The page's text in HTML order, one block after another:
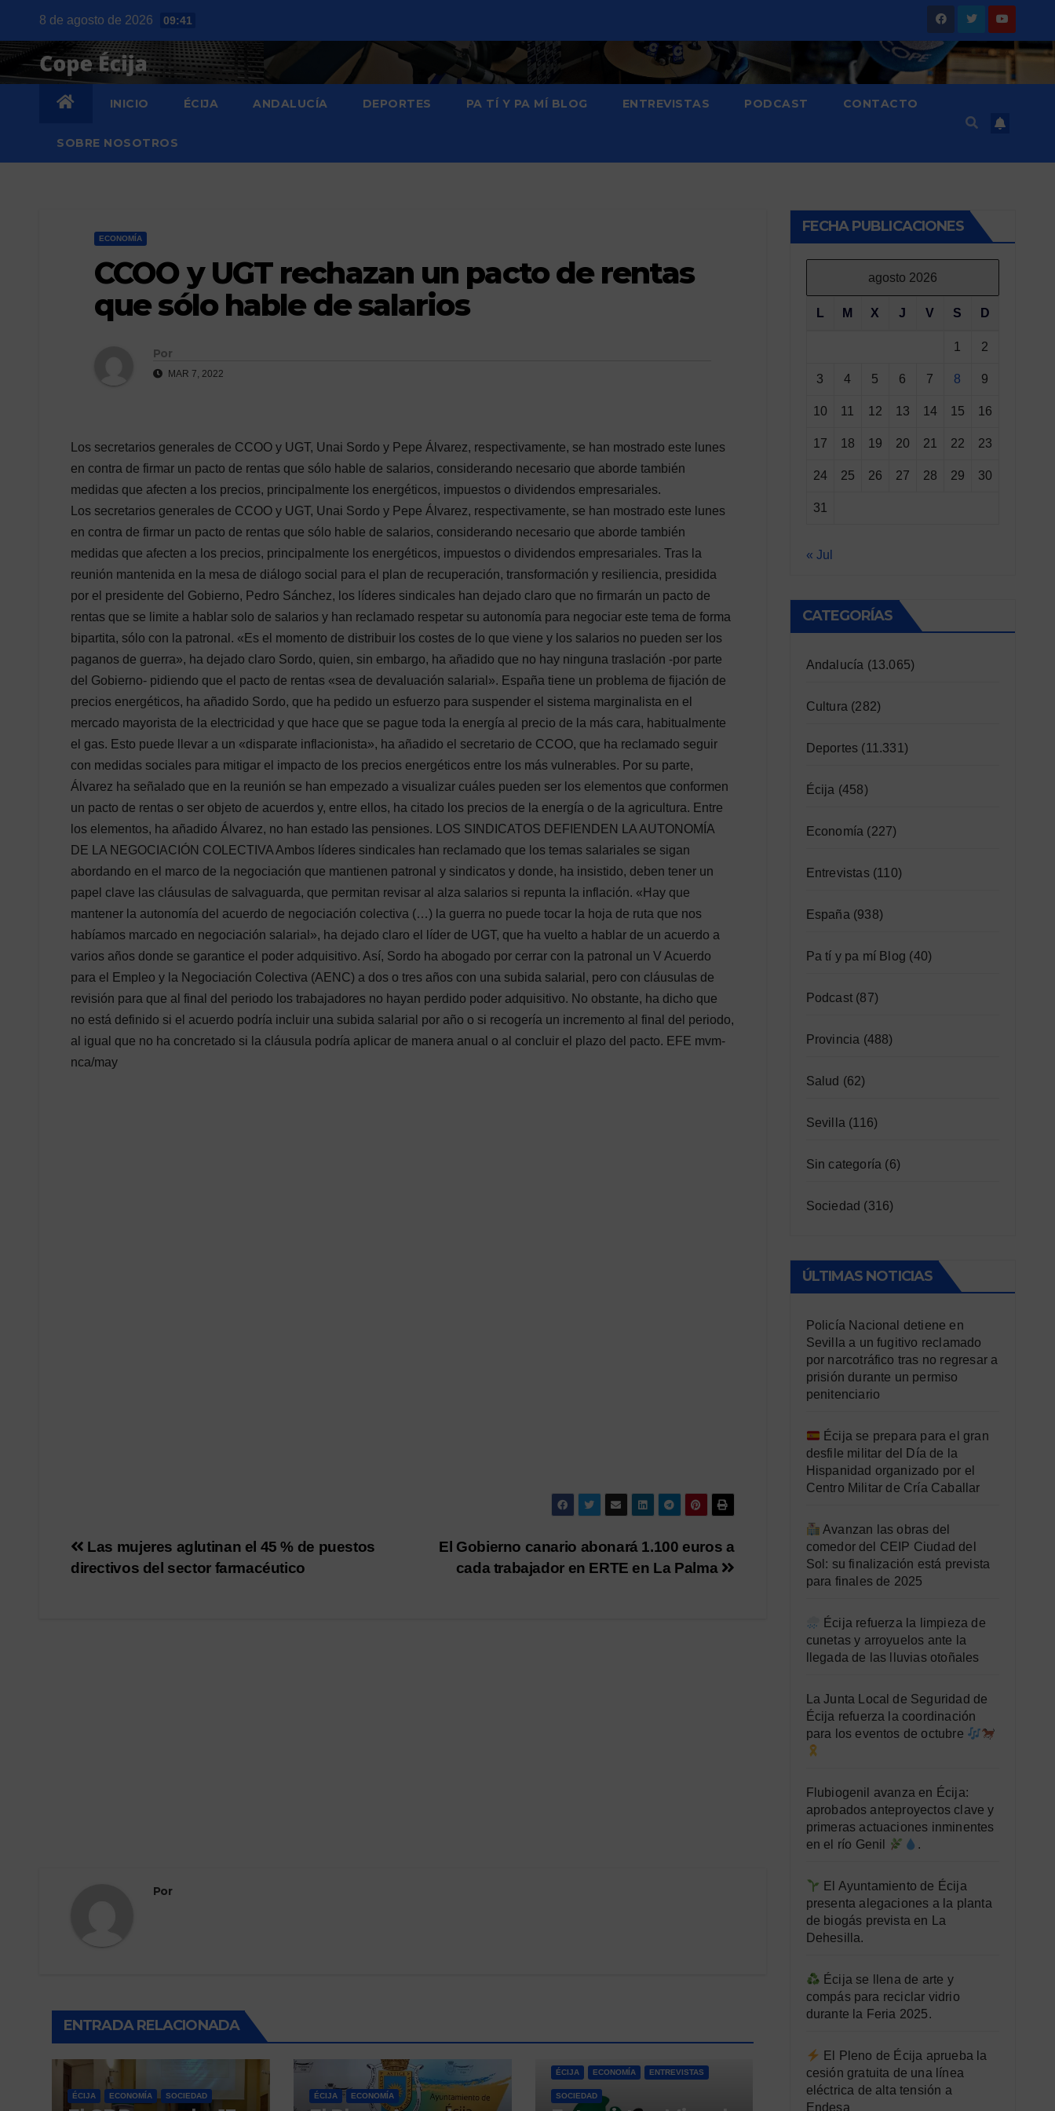
contenido
8 de agosto de 2026 09:41
INICIO ÉCIJA ANDALUCÍA DEPORTES PA TÍ Y PA MÍ BLOG ENTREVISTAS PODCAST CONTACTO
SOBRE NOSOTROS
ECONOMÍA
CCOO y UGT rechazan un pacto de rentas
que sólo hable de salarios
Por
MAR 7, 2022
Los secretarios generales de CCOO y UGT, Unai Sordo y Pepe Álvarez, respectivamente, se han mostrado este lunes
en contra de firmar un pacto de rentas que sólo hable de salarios, considerando necesario que aborde también
medidas que afecten a los precios, principalmente los energéticos, impuestos o dividendos empresariales.
Los secretarios generales de CCOO y UGT, Unai Sordo y Pepe Álvarez, respectivamente, se han mostrado este lunes
en contra de firmar un pacto de rentas que sólo hable de salarios, considerando necesario que aborde también
medidas que afecten a los precios, principalmente los energéticos, impuestos o dividendos empresariales. Tras la
reunión mantenida en la mesa de diálogo social para el plan de recuperación, transformación y resiliencia, presidida
por el presidente del Gobierno, Pedro Sánchez, los líderes sindicales han dejado claro que no firmarán un pacto de
rentas que se limite a hablar solo de salarios y han reclamado respetar su autonomía para negociar este tema de forma
bipartita, sólo con la patronal. «Es el momento de distribuir los costes de lo que viene y los salarios no pueden ser los
paganos de guerra», ha dejado claro Sordo, quien, sin embargo, ha añadido que no hay ninguna traslación -por parte
del Gobierno- pidiendo que el pacto de rentas «sea de devaluación salarial». España tiene un problema de fijación de
precios energéticos, ha añadido Sordo, que ha pedido un esfuerzo para suspender el sistema marginalista en el
mercado mayorista de la electricidad y que hace que se pague toda la energía al precio de la más cara, habitualmente
el gas. Esto puede llevar a un «disparate inflacionista», ha añadido el secretario de CCOO, que ha reclamado seguir
con medidas sociales para mitigar el impacto de los precios energéticos entre los más vulnerables. Por su parte,
Álvarez ha señalado que en la reunión se han empezado a visualizar cuáles pueden ser los elementos que conformen
un pacto de rentas o ser objeto de acuerdos y, entre ellos, ha citado los precios de la energía o de la agricultura. Entre
los elementos, ha añadido Álvarez, no han estado las pensiones. LOS SINDICATOS DEFIENDEN LA AUTONOMÍA
DE LA NEGOCIACIÓN COLECTIVA Ambos líderes sindicales han reclamado que los temas salariales se sigan
abordando en el marco de la negociación que mantienen patronal y sindicatos y donde, ha insistido, deben tener un
papel clave las cláusulas de salvaguarda, que permitan revisar al alza salarios si repunta la inflación. «Hay que
mantener la autonomía del acuerdo de negociación colectiva (…) la guerra no puede tocar la hoja de ruta que nos
habíamos marcado en negociación salarial», ha dejado claro el líder de UGT, que ha vuelto a hablar de un acuerdo a
varios años donde se garantice el poder adquisitivo. Así, Sordo ha abogado por cerrar con la patronal un V Acuerdo
para el Empleo y la Negociación Colectiva (AENC) a dos o tres años con una subida salarial, pero con cláusulas de
revisión para que al final del periodo los trabajadores no hayan perdido poder adquisitivo. No obstante, ha dicho que
no está definido si el acuerdo podría incluir una subida salarial por año o si recogería un incremento al final del periodo,
al igual que no ha concretado si la cláusula podría aplicar de manera anual o al concluir el plazo del pacto. EFE mvm-
nca/may
Navegación
El Gobierno canario abonará 1.100 euros a
cada trabajador en ERTE en La Palma
Las mujeres aglutinan el 45 % de puestos
directivos del sector farmacéutico
Por
ENTRADA RELACIONADA
ÉCIJA ECONOMÍA SOCIEDAD ÉCIJA ECONOMÍA
ÉCIJA ECONOMÍA ENTREVISTAS
SOCIEDAD
FECHA PUBLICACIONES
agosto 2026
L M X J V S D
1 2
3 4 5 6 7 8 9
10 11 12 13 14 15 16
17 18 19 20 21 22 23
24 25 26 27 28 29 30
31
« Jul
CATEGORÍAS
Andalucía (13.065)
Cultura (282)
Deportes (11.331)
Écija (458)
Economía (227)
Entrevistas(110)
España (938)
Pa tí y pa mí Blog (40)
Podcast(87)
Provincia (488)
Salud (62)
Sevilla (116)
Sin categoría (6)
Sociedad (316)
ÚLTIMAS NOTICIAS
Policía Nacional detiene en
Sevilla a un fugitivo reclamado
por narcotráfico tras no regresar a
prisión durante un permiso
penitenciario
Écija se prepara para el gran
desfile militar del Día de la
Hispanidad organizado por el
Centro Militar de Cría Caballar
Avanzan las obras del
comedor del CEIP Ciudad del
Sol: su finalización está prevista
para finales de 2025
Écija refuerza la limpieza de
cunetas y arroyuelos ante la
llegada de las lluvias otoñales
La Junta Local de Seguridad de
Écija refuerza la coordinación
para los eventos de octubre
Flubiogenil avanza en Écija:
aprobados anteproyectos clave y
primeras actuaciones inminentes
en el río Genil
.
El Ayuntamiento de Écija
presenta alegaciones a la planta
de biogás prevista en La
Dehesilla.
Écija se llena de arte y
compás para reciclar vidrio
durante la Feria 2025.
El Pleno de Écija aprueba la
cesión gratuita de una línea
eléctrica de alta tensión a
Endesa